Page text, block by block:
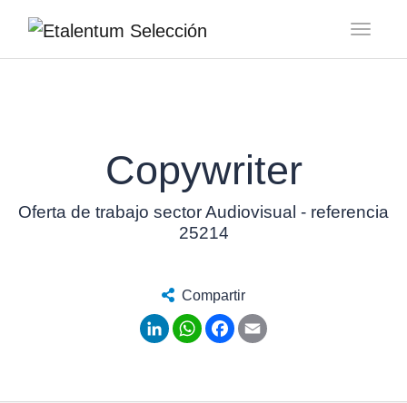
Copywriter
Oferta de trabajo sector Audiovisual - referencia
25214
Compartir
LinkedInWhatsApp
Facebook